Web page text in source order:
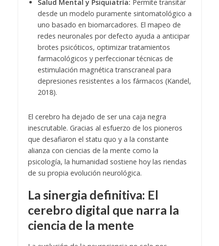
Salud Mental y Psiquiatría: Permite transitar
desde un modelo puramente sintomatológico a
uno basado en biomarcadores. El mapeo de
redes neuronales por defecto ayuda a anticipar
brotes psicóticos, optimizar tratamientos
farmacológicos y perfeccionar técnicas de
estimulación magnética transcraneal para
depresiones resistentes a los fármacos (Kandel,
2018).
El cerebro ha dejado de ser una caja negra
inescrutable. Gracias al esfuerzo de los pioneros
que desafiaron el statu quo y a la constante
alianza con ciencias de la mente como la
psicología, la humanidad sostiene hoy las riendas
de su propia evolución neurológica.
La sinergia definitiva: El
cerebro digital que narra la
ciencia de la mente